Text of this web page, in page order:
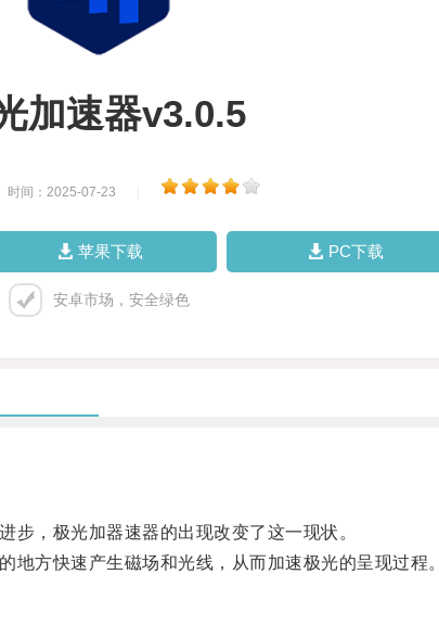
加速器v3.0.5
时间：2025-07-23
苹果下载 PC下载
安卓市场，安全绿色
，极光加器速器的出现改变了这一现状。
方快速产生磁场和光线，从而加速极光的呈现过程。